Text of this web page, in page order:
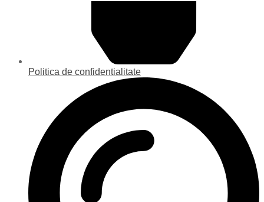
Politica de confidentialitate